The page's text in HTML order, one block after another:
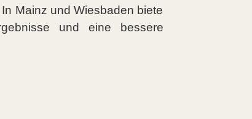
Mainz und Wiesbaden biete
und eine bessere